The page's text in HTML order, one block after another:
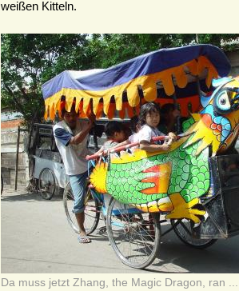
weißen Kitteln.
Da muss jetzt Zhang, the Magic Dragon, ran ...